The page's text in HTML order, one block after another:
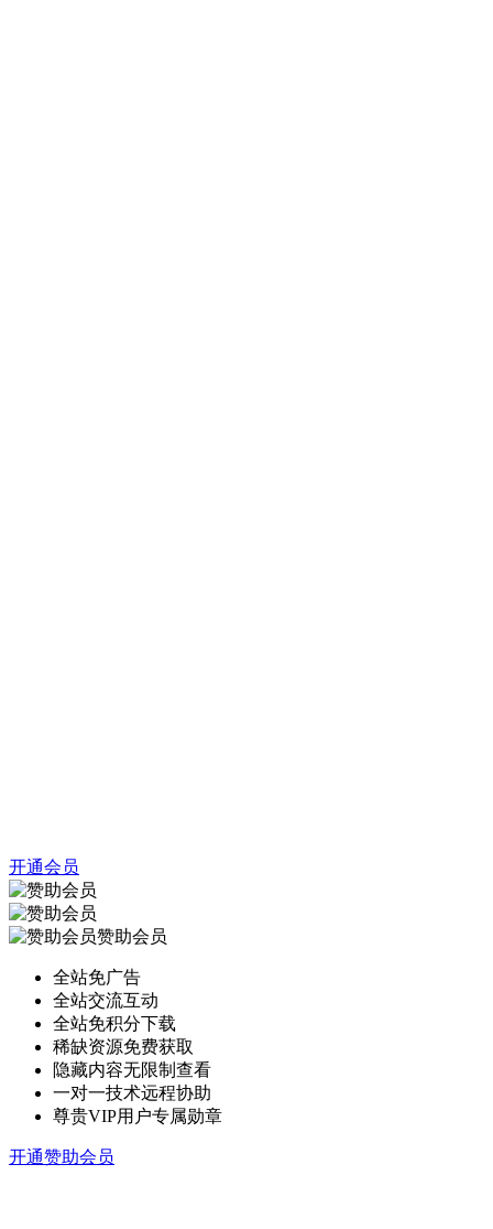
开通会员
赞助会员
全站免广告
全站交流互动
全站免积分下载
稀缺资源免费获取
隐藏内容无限制查看
一对一技术远程协助
尊贵VIP用户专属勋章
开通赞助会员